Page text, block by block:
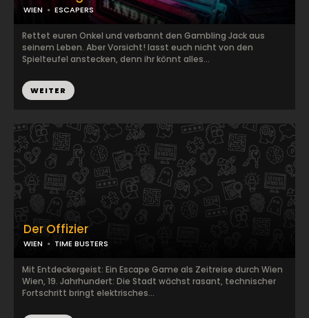
WIEN ESCAPERS
Rettet euren Onkel und verbannt den Gambling Jack aus
seinem Leben. Aber Vorsicht! lasst euch nicht von den
Spielteufel anstecken, denn ihr könnt alles...
WEITER
Der Offizier
WIEN TIME BUSTERS
Mit Entdeckergeist: Ein Escape Game als Zeitreise durch Wien
Wien, 19. Jahrhundert: Die Stadt wächst rasant, technischer
Fortschritt bringt elektrisches...